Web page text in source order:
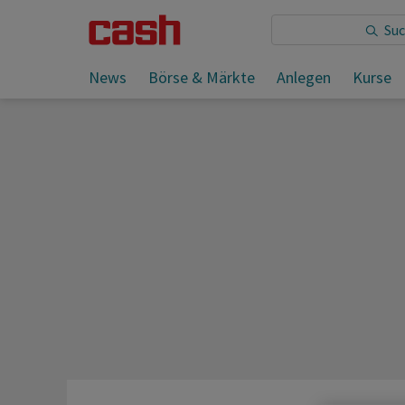
News Börse & Märkte Anlegen Kurse
Sie lesen: